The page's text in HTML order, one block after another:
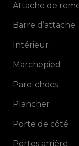
Attache de
Barre d’attache
Intérieur
Marchepied
Pare-chocs
Plancher
Porte de côté
Portes arrière